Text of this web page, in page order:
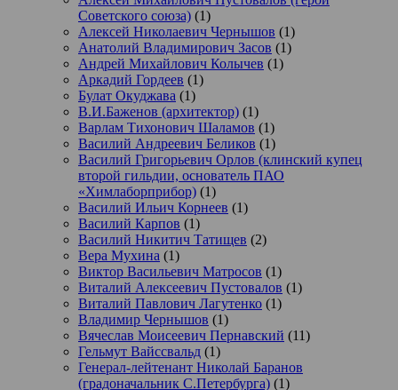
Советского союза) (1)
Алексей Николаевич Чернышов (1)
Анатолий Владимирович Засов (1)
Андрей Михайлович Колычев (1)
Аркадий Гордеев (1)
Булат Окуджава (1)
В.И.Баженов (архитектор) (1)
Варлам Тихонович Шаламов (1)
Василий Андреевич Беликов (1)
Василий Григорьевич Орлов (клинский купец
второй гильдии, основатель ПАО
«Химлаборприбор) (1)
Василий Ильич Корнеев (1)
Василий Карпов (1)
Василий Никитич Татищев (2)
Вера Мухина (1)
Виктор Васильевич Матросов (1)
Виталий Алексеевич Пустовалов (1)
Виталий Павлович Лагутенко (1)
Владимир Чернышов (1)
Вячеслав Моисеевич Пернавский (11)
Гельмут Вайссвальд (1)
Генерал-лейтенант Николай Баранов
(градоначальник С.Петербурга) (1)